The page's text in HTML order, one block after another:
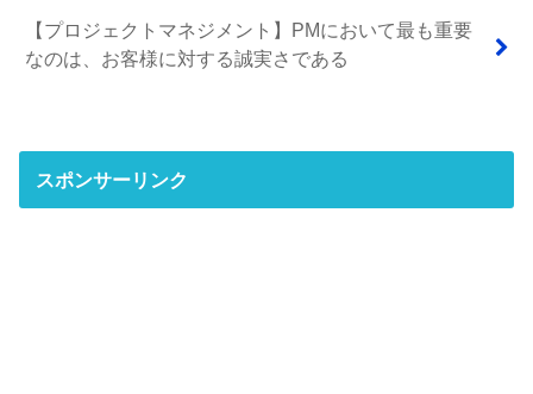
【プロジェクトマネジメント】PMにおいて最も重要
なのは、お客様に対する誠実さである
スポンサーリンク